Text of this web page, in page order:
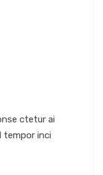
ctetur ai
tempor inci